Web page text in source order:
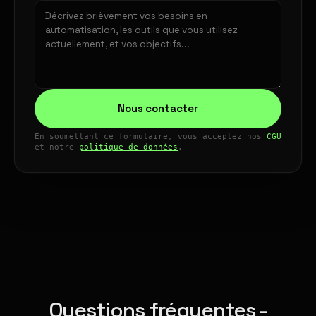
Nous contacter
En soumettant ce formulaire, vous acceptez nos CGU
et notre politique de données .
Questions fréquentes -